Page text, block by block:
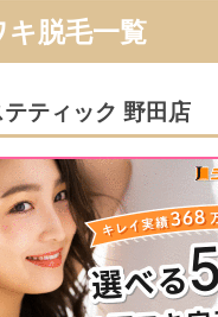
キ脱毛一覧
ティック 野田店